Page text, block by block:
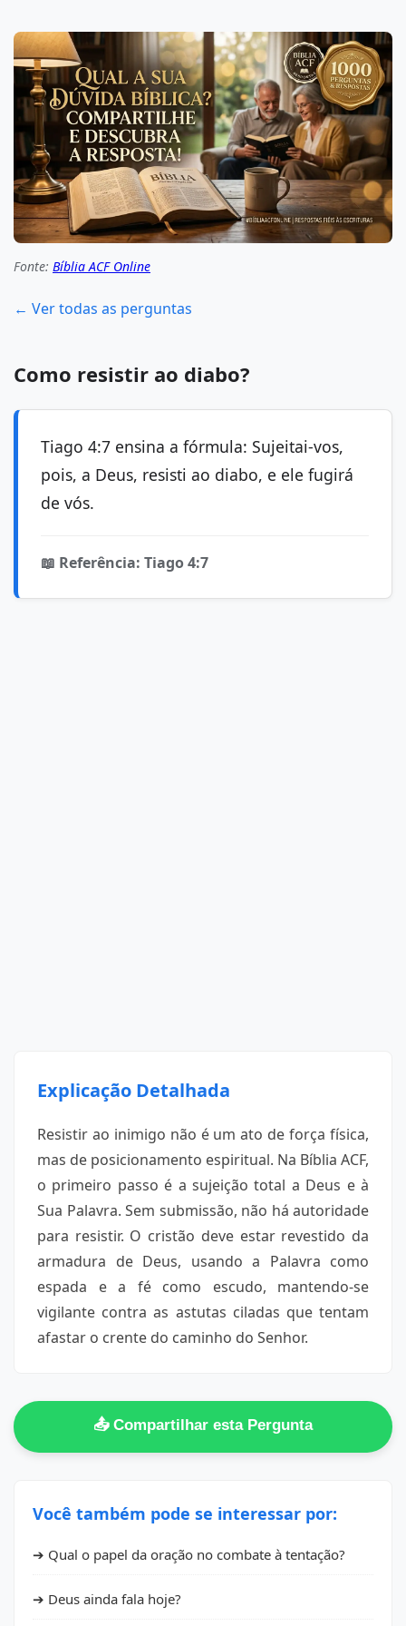
Fonte: Bíblia ACF Online
← Ver todas as perguntas
Como resistir ao diabo?
Tiago 4:7 ensina a fórmula: Sujeitai-vos,
pois, a Deus, resisti ao diabo, e ele fugirá
de vós.
📖 Referência: Tiago 4:7
Explicação Detalhada
Resistir ao inimigo não é um ato de força física,
mas de posicionamento espiritual. Na Bíblia ACF,
o primeiro passo é a sujeição total a Deus e à
Sua Palavra. Sem submissão, não há autoridade
para resistir. O cristão deve estar revestido da
armadura de Deus, usando a Palavra como
espada e a fé como escudo, mantendo-se
vigilante contra as astutas ciladas que tentam
afastar o crente do caminho do Senhor.
📤 Compartilhar esta Pergunta
Você também pode se interessar por:
➔ Qual o papel da oração no combate à tentação?
➔ Deus ainda fala hoje?